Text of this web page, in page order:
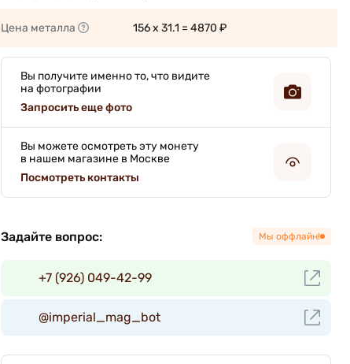
Цена металла 156 x 31.1 = 4870 ₽
Вы получите именно то, что видите
на фотографии
Запросить еще фото
Вы можете осмотреть эту монету
в нашем магазине в Москве
Посмотреть контакты
Задайте вопрос: Мы оффлайн!
+7 (926) 049-42-99
@imperial_mag_bot